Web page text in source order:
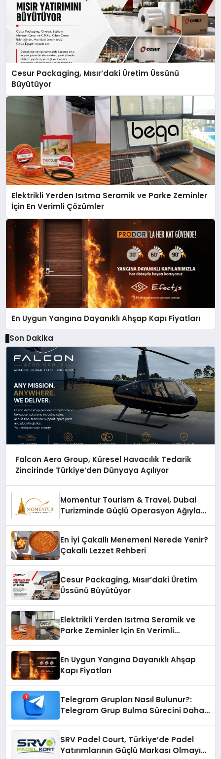
Cesur Packaging, Mısır’daki Üretim Üssünü
Büyütüyor
Elektrikli Yerden Isıtma Seramik ve Parke Zeminler
İçin En Verimli Çözümler
En Uygun Yangına Dayanıklı Ahşap Kapı Fiyatları
Son Dakika
Falcon Aero Group, Küresel Havacılık Tedarik
Zincirinde Türkiye’den Dünyaya Açılıyor
Momentur Tourism & Travel, Dubai
Turizminde Güçlü Operasyon Ağıyla
En İyi Çakallı Menemeni Nerede Yenir?
Çakallı Lezzet Rehberi
Cesur Packaging, Mısır’daki Üretim
Üssünü Büyütüyor
Elektrikli Yerden Isıtma Seramik ve
Parke Zeminler İçin En Verimli
En Uygun Yangına Dayanıklı Ahşap
Kapı Fiyatları
Telegram Grupları Nasıl Bulunur?:
Telegram Grup Bulma Sürecini Daha
SRV Padel Court, Türkiye’de Padel
Yatırımlarının Güçlü Markası Olmayı